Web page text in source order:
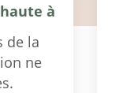
à
de la
ne